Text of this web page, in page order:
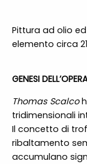
Pittura ad olio
elemento circa
GENESI
Thomas Scalco
tridimensionali
Il concetto di
ribaltamento
accumulano